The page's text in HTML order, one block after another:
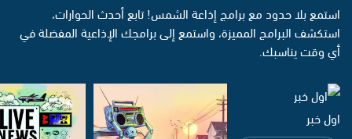
استمع بلا حدود مع برامج إذاعة الشمس! تابع أحدث الحوارات،
استكشف البرامج المميزة، واستمع إلى برامجك الإذاعية المفضلة في
أي وقت يناسبك.
اول خبر